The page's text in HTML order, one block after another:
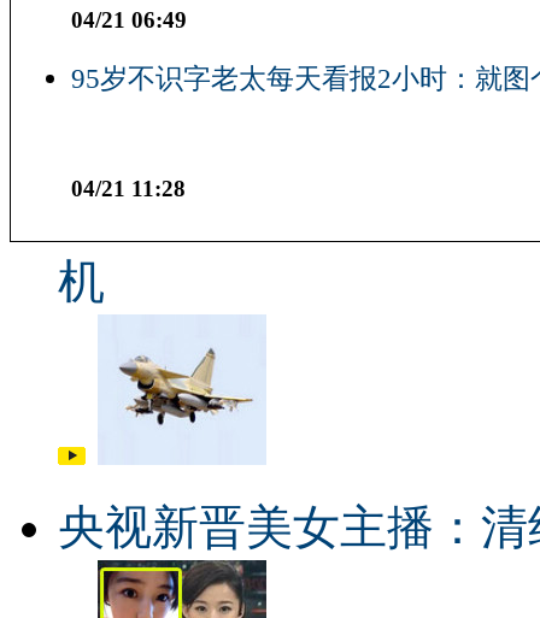
04/21 06:49
95岁不识字老太每天看报2小时：就图
04/21 11:28
机
央视新晋美女主播：清